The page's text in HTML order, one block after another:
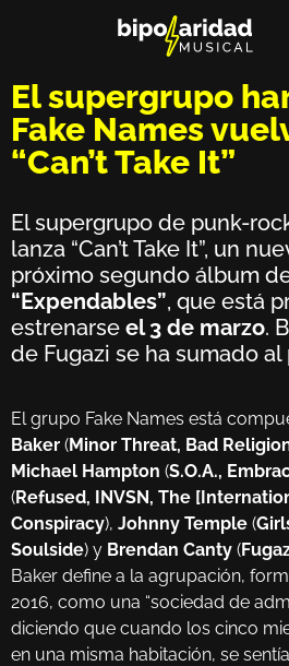
El supergrupo
Fake Names
“Can’t Take It”
El supergrupo de punk-
lanza “Can’t Take It”, un
próximo segundo álbum
“Expendables”, que está
estrenarse el 3 de marzo.
de Fugazi se ha sumado
El grupo Fake Names está
Baker (Minor Threat, Bad
Michael Hampton (S.O.A.,
(Refused, INVSN, The
Conspiracy), Johnny Temple (
Soulside) y Brendan Canty (
Baker define a la agrupación,
2016, como una “sociedad de
diciendo que cuando los cinco
en una misma habitación, se